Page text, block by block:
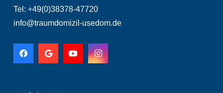
Tel: +49(0)38378-47720
info@traumdomizil-usedom.de